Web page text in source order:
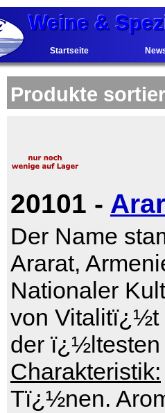
Startseite
Weine &
Weine &
Weine &
Produkte
20101 -
Der Name
Ararat,
Nationaler
von Vitalitï¿½t
der ï¿½ltesten
Charakteristik:
Tï¿½nen.